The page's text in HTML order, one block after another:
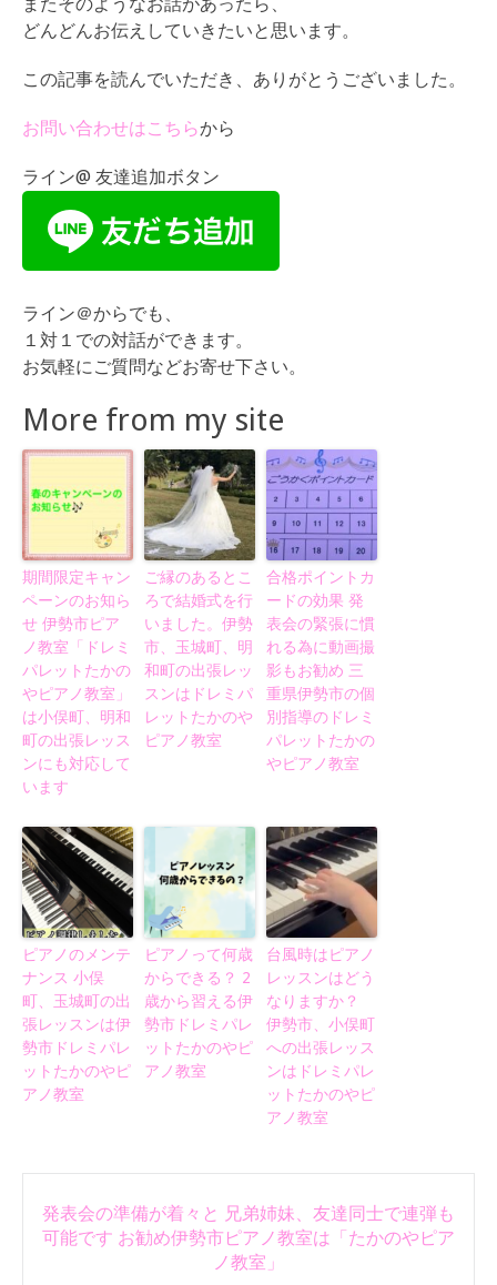
どんどんお伝えしていきたいと思います。
この記事を読んでいただき、ありがとうございました。
お問い合わせはこちらから
ライン@ 友達追加ボタン
ライン＠からでも、
１対１での対話ができます。
お気軽にご質問などお寄せ下さい。
More from my site
期間限定キャン
ペーンのお知ら
せ 伊勢市ピア
ノ教室「ドレミ
パレットたかの
やピアノ教室」
は小俣町、明和
町の出張レッス
ンにも対応して
います
ご縁のあるとこ
ろで結婚式を行
いました。伊勢
市、玉城町、明
和町の出張レッ
スンはドレミパ
レットたかのや
ピアノ教室
合格ポイントカ
ードの効果 発
表会の緊張に慣
れる為に動画撮
影もお勧め 三
重県伊勢市の個
別指導のドレミ
パレットたかの
やピアノ教室
ピアノのメンテ
ナンス 小俣
町、玉城町の出
張レッスンは伊
勢市ドレミパレ
ットたかのやピ
アノ教室
ピアノって何歳
からできる？ 2
歳から習える伊
勢市ドレミパレ
ットたかのやピ
アノ教室
台風時はピアノ
レッスンはどう
なりますか？
伊勢市、小俣町
への出張レッス
ンはドレミパレ
ットたかのやピ
アノ教室
navigation
発表会の準備が着々と 兄弟姉妹、友達同士で連弾も
可能です お勧め伊勢市ピアノ教室は「たかのやピア
ノ教室」